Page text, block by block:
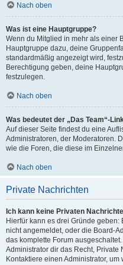
Nach oben
Was ist eine Hauptgruppe?
Wenn du Mitglied in mehr als einer
Hauptgruppe dazu, deine
standardmäßig angezeigt wird,
Berechtigung geben, deine
festzulegen.
Nach oben
Was bedeutet der „Das Team“-
Auf dieser Seite findest du eine
Administratoren, der Moderatoren.
wie die Foren, die diese im
Nach oben
Private Nachrichten
Ich kann keine Privaten
Hierfür kann es drei Gründe
nicht angemeldet, oder die Board-
das komplette Forum
Administrator dir das Recht, Private
Kontaktiere einen Administrator,